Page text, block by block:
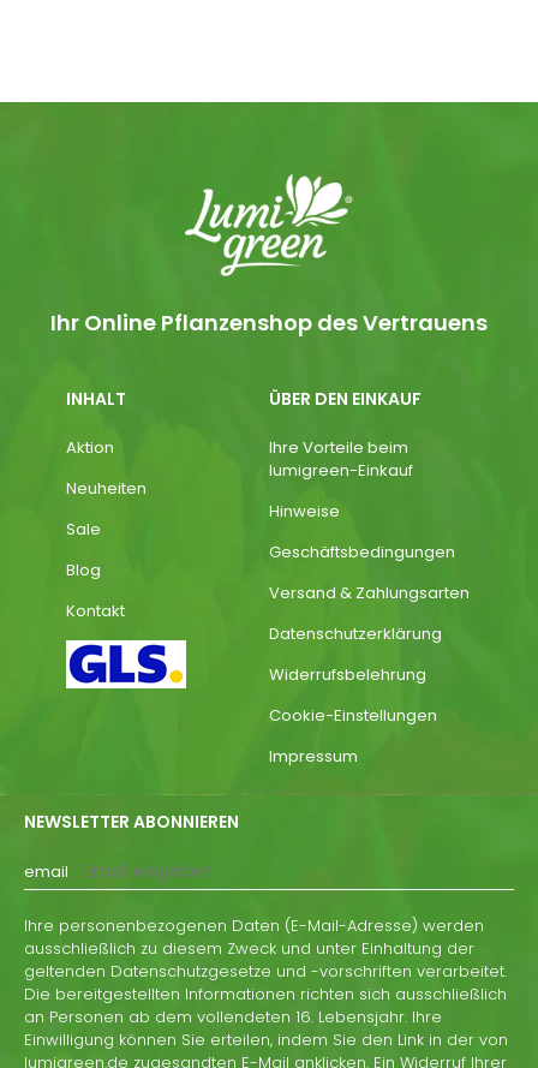
Ihr Online Pflanzenshop des Vertrauens
INHALT
Aktion
Neuheiten
Sale
Blog
Kontakt
ÜBER DEN EINKAUF
Ihre Vorteile beim
lumigreen-Einkauf
Hinweise
Geschäftsbedingungen
Versand & Zahlungsarten
Datenschutzerklärung
Widerrufsbelehrung
Cookie-Einstellungen
Impressum
NEWSLETTER ABONNIEREN
email
Ihre personenbezogenen Daten (E-Mail-Adresse) werden
ausschließlich zu diesem Zweck und unter Einhaltung der
geltenden Datenschutzgesetze und -vorschriften verarbeitet.
Die bereitgestellten Informationen richten sich ausschließlich
an Personen ab dem vollendeten 16. Lebensjahr. Ihre
Einwilligung können Sie erteilen, indem Sie den Link in der von
lumigreen.de zugesandten E-Mail anklicken. Ein Widerruf Ihrer